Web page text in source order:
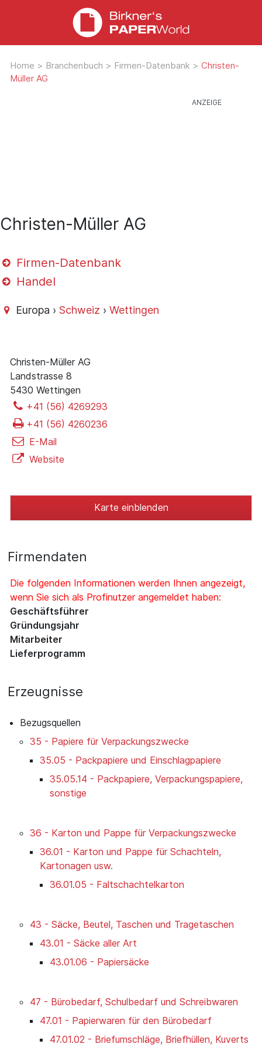
Home > Branchenbuch > Firmen-Datenbank > Christen-
Müller AG
Christen-Müller AG
Firmen-Datenbank
Handel
Europa ›Schweiz ›Wettingen
Christen-Müller AG
Landstrasse 8
5430 Wettingen
+41 (56) 4269293
+41 (56) 4260236
E-Mail
Website
Karte einblenden
Firmendaten
Die folgenden Informationen werden Ihnen angezeigt,
wenn Sie sich als Profinutzer angemeldet haben:
Geschäftsführer
Gründungsjahr
Mitarbeiter
Lieferprogramm
Erzeugnisse
Bezugsquellen
35 - Papiere für Verpackungszwecke
35.05 - Packpapiere und Einschlagpapiere
35.05.14 - Packpapiere, Verpackungspapiere,
sonstige
36 - Karton und Pappe für Verpackungszwecke
36.01 - Karton und Pappe für Schachteln,
Kartonagen usw.
36.01.05 - Faltschachtelkarton
43 - Säcke, Beutel, Taschen und Tragetaschen
43.01 - Säcke aller Art
43.01.06 - Papiersäcke
47 - Bürobedarf, Schulbedarf und Schreibwaren
47.01 - Papierwaren für den Bürobedarf
47.01.02 - Briefumschläge, Briefhüllen, Kuverts